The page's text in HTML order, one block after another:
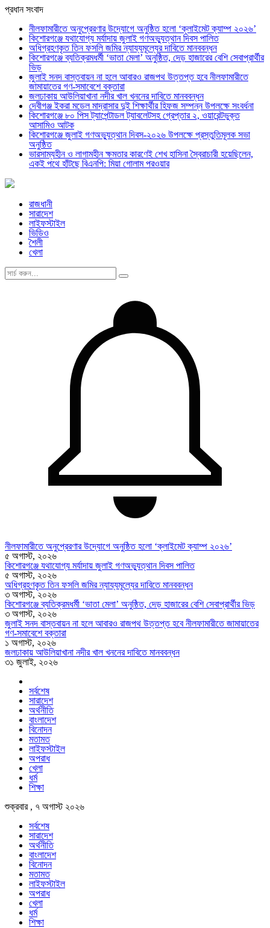
প্রধান সংবাদ
নীলফামারীতে অনুপ্রেরণার উদ্যোগে অনুষ্ঠিত হলো ‘ক্লাইমেট ক্যাম্প ২০২৬’
কিশোরগঞ্জে যথাযোগ্য মর্যাদায় জুলাই গণঅভ্যুত্থান দিবস পালিত
অধিগ্রহণকৃত তিন ফসলি জমির ন্যায্যমূল্যের দাবিতে মানববন্ধন
কিশোরগঞ্জে ব্যতিক্রমধর্মী ‘ভাতা মেলা’ অনুষ্ঠিত, দেড় হাজারের বেশি সেবাপ্রার্থীর
ভিড়
জুলাই সনদ বাস্তবায়ন না হলে আবারও রাজপথ উত্তপ্ত হবে নীলফামারীতে
জামায়াতের গণ-সমাবেশে বক্তারা
জলঢাকায় আউলিয়াখানা নদীর খাল খননের দাবিতে মানববন্ধন
দেবীগঞ্জ ইকরা মডেল মাদ্রাসার দুই শিক্ষার্থীর হিফজ সম্পন্ন উপলক্ষে সংবর্ধনা
কিশোরগঞ্জে ৮০ পিস ট্যাপেন্টাডল ট্যাবলেটসহ গ্রেপ্তার ২, ওয়ারেন্টভুক্ত
আসামিও আটক
কিশোরগঞ্জে জুলাই গণঅভ্যুত্থান দিবস-২০২৬ উপলক্ষে প্রস্তুতিমূলক সভা
অনুষ্ঠিত
ভারসাম্যহীন ও লাগামহীন ক্ষমতার কারণেই শেখ হাসিনা স্বৈরাচারী হয়েছিলেন,
একই পথে হাঁটছে বিএনপি: মিয়া গোলাম পরওয়ার
রাজধানী
সারাদেশ
লাইফস্টাইল
ভিডিও
শৈলী
খেলা
নীলফামারীতে অনুপ্রেরণার উদ্যোগে অনুষ্ঠিত হলো ‘ক্লাইমেট ক্যাম্প ২০২৬’
৫ অগাস্ট, ২০২৬
কিশোরগঞ্জে যথাযোগ্য মর্যাদায় জুলাই গণঅভ্যুত্থান দিবস পালিত
৫ অগাস্ট, ২০২৬
অধিগ্রহণকৃত তিন ফসলি জমির ন্যায্যমূল্যের দাবিতে মানববন্ধন
৩ অগাস্ট, ২০২৬
কিশোরগঞ্জে ব্যতিক্রমধর্মী ‘ভাতা মেলা’ অনুষ্ঠিত, দেড় হাজারের বেশি সেবাপ্রার্থীর ভিড়
৩ অগাস্ট, ২০২৬
জুলাই সনদ বাস্তবায়ন না হলে আবারও রাজপথ উত্তপ্ত হবে নীলফামারীতে জামায়াতের
গণ-সমাবেশে বক্তারা
১ অগাস্ট, ২০২৬
জলঢাকায় আউলিয়াখানা নদীর খাল খননের দাবিতে মানববন্ধন
৩১ জুলাই, ২০২৬
সর্বশেষ
সারাদেশ
অর্থনীতি
বাংলাদেশ
বিনোদন
মতামত
লাইফস্টাইল
অপরাধ
খেলা
ধর্ম
শিক্ষা
শুক্রবার , ৭ অগাস্ট ২০২৬
সর্বশেষ
সারাদেশ
অর্থনীতি
বাংলাদেশ
বিনোদন
মতামত
লাইফস্টাইল
অপরাধ
খেলা
ধর্ম
শিক্ষা